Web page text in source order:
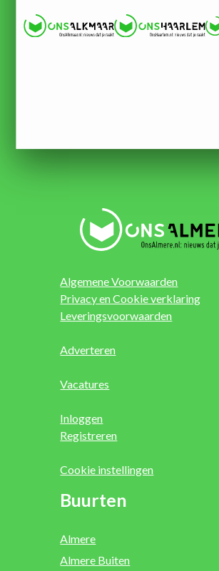
Algemene Voorwaarden
Privacy en Cookie verklaring
Leveringsvoorwaarden
Adverteren
Vacatures
Inloggen
Registreren
Cookie instellingen
Buurten
Almere
Almere Buiten